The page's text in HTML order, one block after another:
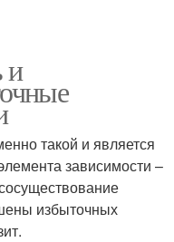
и
такой и является
зависимости –
избыточных